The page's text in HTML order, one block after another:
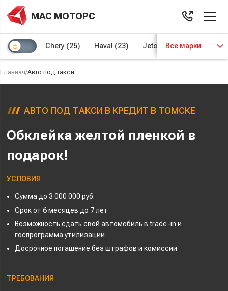
МАС МОТОРС
Chery (25) Haval (23) Jetour (8) Kaiyi (4)
Все марки
Главная/Авто под такси
АВТО ПОД ТАКСИ В КРЕДИТ В ТОМСКЕ
Обклейка желтой пленкой в
подарок!
УСЛОВИЯ
Сумма до 3 000 000 руб.
Срок от 6 месяцев до 7 лет
Возможность сдать свой автомобиль в trade-in и
госпрограмма утилизации
Досрочное погашение без штрафов и комиссии
ТРЕБОВАНИЯ